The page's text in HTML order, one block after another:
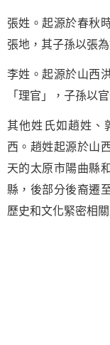
張姓。起源於春秋
張地，其子孫以張為
李姓。起源於山西
「理官」，子孫以
其他姓氏如趙姓、
西。趙姓起源於山
天的太原市陽曲縣
縣，後部分後裔遷
歷史和文化緊密相關